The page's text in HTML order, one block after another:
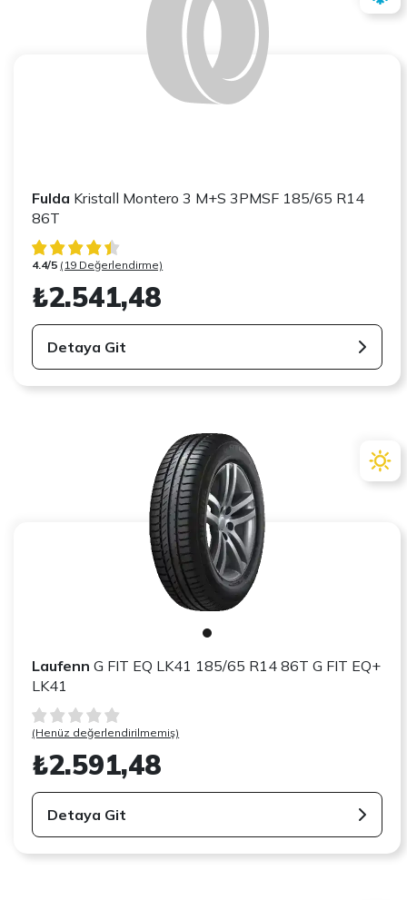
Fulda Kristall Montero 3 M+S 3PMSF 185/65 R14
86T
4.4/5 (19 Değerlendirme)
₺2.541,48
Detaya Git
Laufenn G FIT EQ LK41 185/65 R14 86T G FIT EQ+
LK41
(Henüz değerlendirilmemiş)
₺2.591,48
Detaya Git